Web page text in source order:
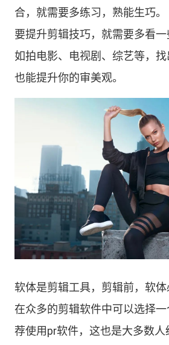
合，就需要多练习，熟能生巧。
要提升剪辑技巧，就需要多看
如拍电影、电视剧、综艺等，
也能提升你的审美观。
软体是剪辑工具，剪辑前，软体
在众多的剪辑软件中可以选择
荐使用pr软件，这也是大多数